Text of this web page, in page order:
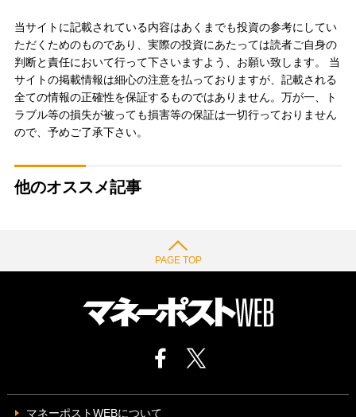
当サイトに記載されている内容はあくまでも投資の参考にしてい
ただくためのものであり、実際の投資にあたっては読者ご自身の
判断と責任において行って下さいますよう、お願い致します。 当
サイトの掲載情報は細心の注意を払っておりますが、記載される
全ての情報の正確性を保証するものではありません。万が一、ト
ラブル等の損失が被っても損害等の保証は一切行っておりません
ので、予めご了承下さい。
他のオススメ記事
PAGE TOP
マネーポストWEBについて